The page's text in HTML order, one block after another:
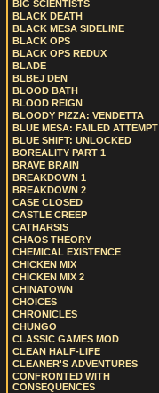
BIG SCIENTISTS
BLACK DEATH
BLACK MESA SIDELINE
BLACK OPS
BLACK OPS REDUX
BLADE
BLBEJ DEN
BLOOD BATH
BLOOD REIGN
BLOODY PIZZA: VENDETTA
BLUE MESA: FAILED ATTEMPT
BLUE SHIFT: UNLOCKED
BOREALITY PART 1
BRAVE BRAIN
BREAKDOWN 1
BREAKDOWN 2
CASE CLOSED
CASTLE CREEP
CATHARSIS
CHAOS THEORY
CHEMICAL EXISTENCE
CHICKEN MIX
CHICKEN MIX 2
CHINATOWN
CHOICES
CHRONICLES
CHUNGO
CLASSIC GAMES MOD
CLEAN HALF-LIFE
CLEANER'S ADVENTURES
CONFRONTED WITH
CONSEQUENCES